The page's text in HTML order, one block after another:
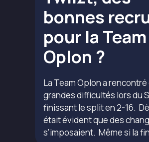
bonnes
pour la Team
Oplon ?
La Team Oplon a rencontré
grandes difficultés lors du
finissant le split en 2-16.
était évident que des
s’imposaient. Même si la